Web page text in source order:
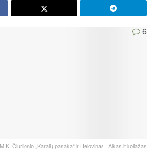
6
M.K. Čiurlionio „Karalių pasaka“ ir Helovinas | Alkas.lt koliažas